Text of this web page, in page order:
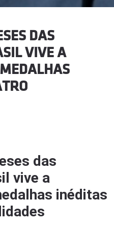
DAS
VIVE A
das
vive a
inéditas